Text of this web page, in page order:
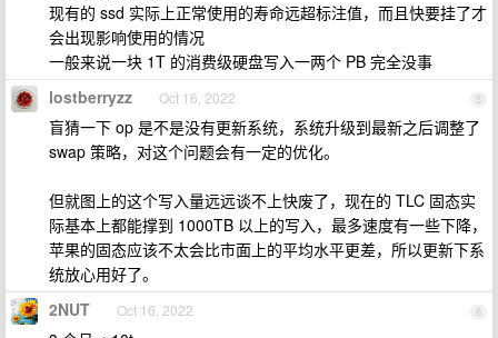
现有的 ssd 实际上正常使用的寿命远超标注值，而且快要挂了才
会出现影响使用的情况
一般来说一块 1T 的消费级硬盘写入一两个 PB 完全没事
5
lostberryzz Oct 16, 2022
盲猜一下 op 是不是没有更新系统，系统升级到最新之后调整了
swap 策略，对这个问题会有一定的优化。
但就图上的这个写入量远远谈不上快废了，现在的 TLC 固态实
际基本上都能撑到 1000TB 以上的写入，最多速度有一些下降，
苹果的固态应该不太会比市面上的平均水平更差，所以更新下系
统放心用好了。
6
2NUT Oct 16, 2022